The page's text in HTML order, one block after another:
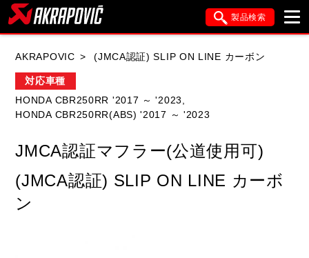
製品検索
YAMAHA
KAWASAKI APRILIA BMW DUCATI
FANTIC GASGAS GILERA
AKRAPOVIC (JMCA認証) SLIP ON LINE カーボン
対応車種
HONDA CBR250RR '2017 ～ '2023,
HONDA CBR250RR(ABS) '2017 ～ '2023
JMCA認証マフラー(公道使用可)
(JMCA認証) SLIP ON LINE カーボ
ン